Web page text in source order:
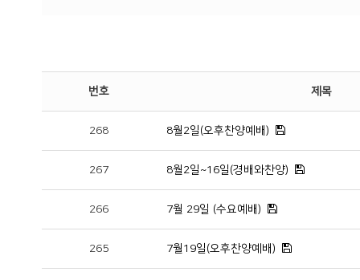
번호 제목
268 8월2일(오후찬양예배)
267 8월2일~16일(경배와찬양)
266 7월 29일 (수요예배)
265 7월19일(오후찬양예배)